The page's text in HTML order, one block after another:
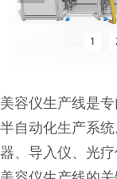
美容仪生产线是
半自动化生产系
器、导入仪、光疗
1